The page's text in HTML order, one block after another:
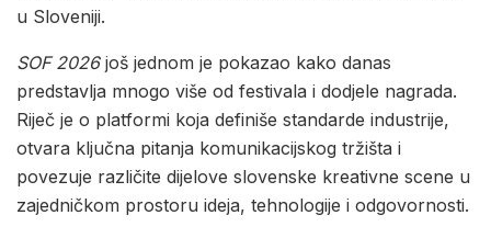
u Sloveniji.
SOF 2026 još jednom je pokazao kako danas
predstavlja mnogo više od festivala i dodjele nagrada.
Riječ je o platformi koja definiše standarde industrije,
otvara ključna pitanja komunikacijskog tržišta i
povezuje različite dijelove slovenske kreativne scene u
zajedničkom prostoru ideja, tehnologije i odgovornosti.